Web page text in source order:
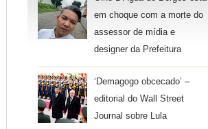
em choque com a morte do
assessor de mídia e
designer da Prefeitura
‘Demagogo obcecado’ –
editorial do Wall Street
Journal sobre Lula